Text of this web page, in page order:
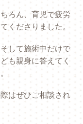
ろん、育児で疲労
くださりました。
して施術中だけで
も親身に答えてく
はぜひご相談され